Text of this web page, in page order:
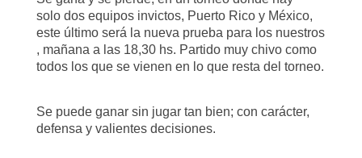
solo dos equipos invictos, Puerto Rico y México,
este último será la nueva prueba para los nuestros
, mañana a las 18,30 hs. Partido muy chivo como
todos los que se vienen en lo que resta del torneo.
Se puede ganar sin jugar tan bien; con carácter,
defensa y valientes decisiones.